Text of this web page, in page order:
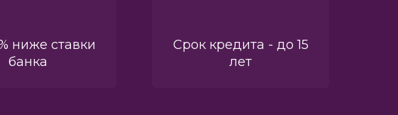
ниже ставки
банка
Срок кредита - до 15
лет